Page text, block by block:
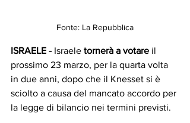
Fonte: La Repubblica
ISRAELE - Israele tornerà a votare il
prossimo 23 marzo, per la quarta volta
in due anni, dopo che il Knesset si è
sciolto a causa del mancato accordo per
la legge di bilancio nei termini previsti.